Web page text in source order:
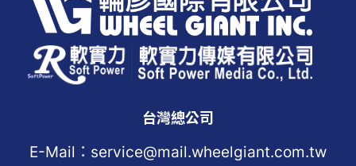
台灣總公司
E-Mail：service@mail.wheelgiant.com.tw